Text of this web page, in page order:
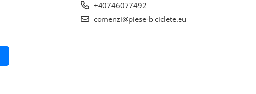
+40746077492
comenzi@piese-biciclete.eu